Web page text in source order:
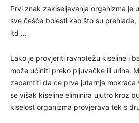
Prvi znak zakiseljavanja organizma je
sve češće bolesti kao što su
itd …
Lako je provjeriti ravnotežu kiseline i
može učiniti preko pljuvačke ili urina.
zapamtiti da će prva jutarnja mokraća
se višak kiseline eliminira ujutro kroz
kiselost organizma provjerava tek s